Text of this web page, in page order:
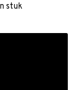
stuk